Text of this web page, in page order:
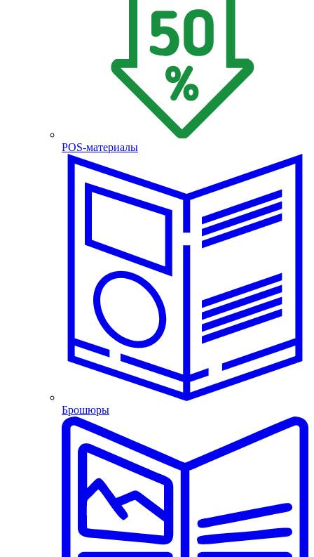
POS-материалы
Брошюры